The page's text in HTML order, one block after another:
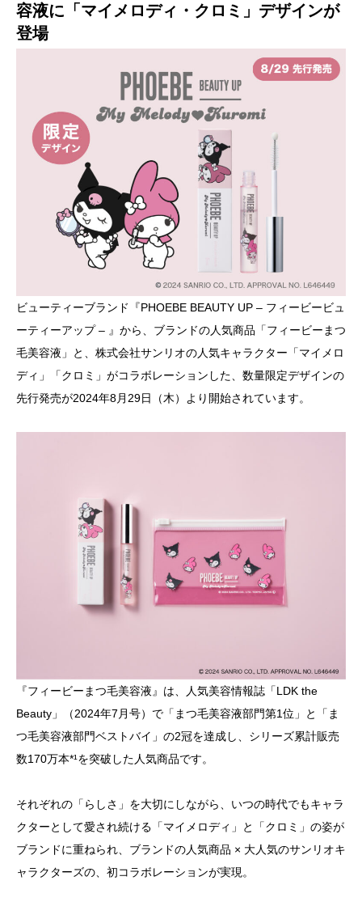
容液に「マイメロディ・クロミ」デザインが
登場
ビューティーブランド『PHOEBE BEAUTY UP – フィービービュ
ーティーアップ – 』から、ブランドの人気商品「フィービーまつ
毛美容液」と、株式会社サンリオの人気キャラクター「マイメロ
ディ」「クロミ」がコラボレーションした、数量限定デザインの
先行発売が2024年8月29日（木）より開始されています。
『フィービーまつ毛美容液』は、人気美容情報誌「LDK the
Beauty」（2024年7月号）で「まつ毛美容液部門第1位」と「ま
つ毛美容液部門ベストバイ」の2冠を達成し、シリーズ累計販売
数170万本*¹を突破した人気商品です。
それぞれの「らしさ」を大切にしながら、いつの時代でもキャラ
クターとして愛され続ける「マイメロディ」と「クロミ」の姿が
ブランドに重ねられ、ブランドの人気商品 × 大人気のサンリオキ
ャラクターズの、初コラボレーションが実現。